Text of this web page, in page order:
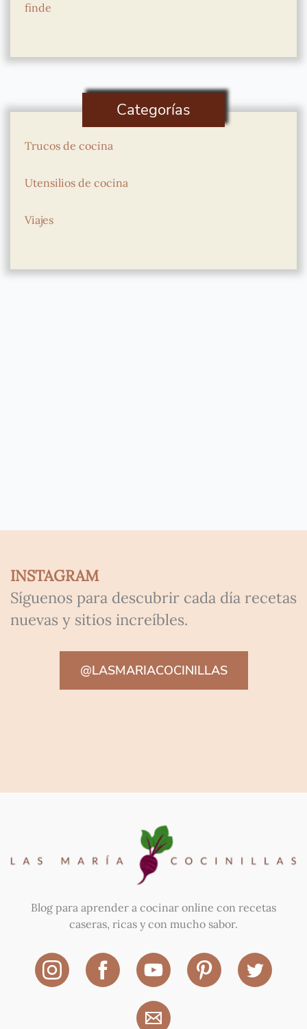
finde
Categorías
Trucos de cocina
Utensilios de cocina
Viajes
INSTAGRAM
Síguenos para descubrir cada día recetas
nuevas y sitios increíbles.
@LASMARIACOCINILLAS
Blog para aprender a cocinar online con recetas
caseras, ricas y con mucho sabor.